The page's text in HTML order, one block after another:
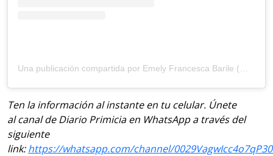
Ten la información al instante en tu celular. Únete
al canal de Diario Primicia en WhatsApp a través del
siguiente
link:https://whatsapp.com/channel/